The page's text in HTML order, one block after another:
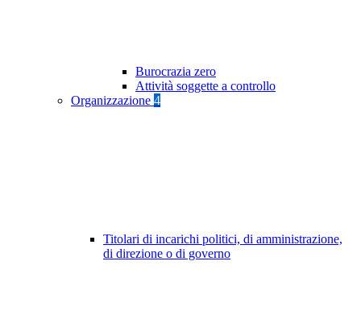
Burocrazia zero
Attività soggette a controllo
Organizzazione 4
Titolari di incarichi politici, di amministrazione,
di direzione o di governo